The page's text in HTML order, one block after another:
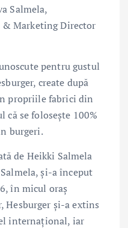
Salmela,
Marketing Director
pentru gustul
create după
propriile fabrici din
se folosește 100%
burgeri.
de Heikki Salmela
și-a început
în micul oraș
Hesburger și-a extins
internațional, iar